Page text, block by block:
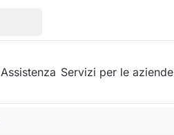
Assistenza Servizi per le aziende